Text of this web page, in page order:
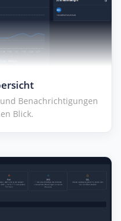
Benachrichtigungen
Blick.